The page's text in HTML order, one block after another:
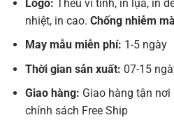
Logo: Thêu vi tính, in lụa, in
nhiệt, in cao. Chống nhiễm
May mẫu miễn phí: 1-5 ngày
Thời gian sản xuất: 07-15
Giao hàng: Giao hàng tận nơi
chính sách Free Ship